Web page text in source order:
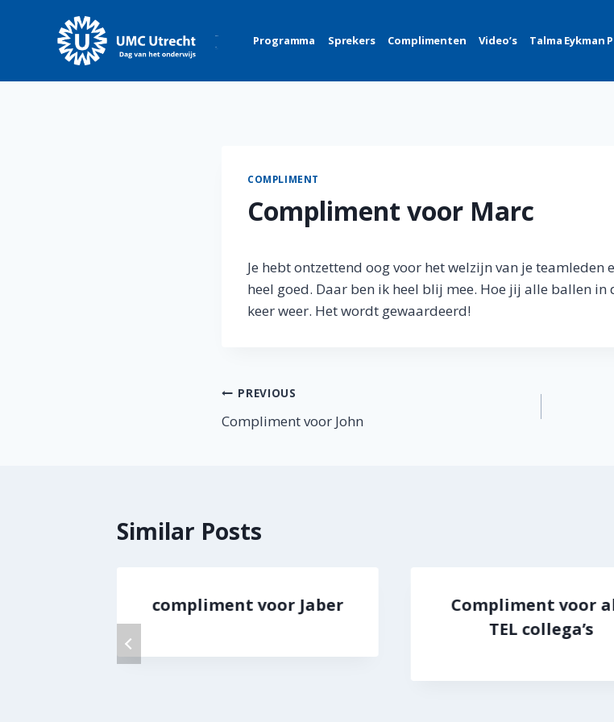
Programma Sprekers Complimenten Video’s Talma Eykman
COMPLIMENT
Compliment voor Marc
Je hebt ontzettend oog voor het welzijn van je teamleden
heel goed. Daar ben ik heel blij mee. Hoe jij alle ballen
keer weer. Het wordt gewaardeerd!
Berichtnavigatie
PREVIOUS
Compliment voor John
Similar Posts
compliment voor Jaber
Compliment voor
TEL collega’s